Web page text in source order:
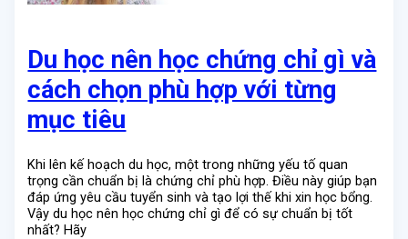
Du học nên học chứng chỉ gì và
cách chọn phù hợp với từng
mục tiêu
Khi lên kế hoạch du học, một trong những yếu tố quan
trọng cần chuẩn bị là chứng chỉ phù hợp. Điều này giúp bạn
đáp ứng yêu cầu tuyển sinh và tạo lợi thế khi xin học bổng.
Vậy du học nên học chứng chỉ gì để có sự chuẩn bị tốt
nhất? Hãy